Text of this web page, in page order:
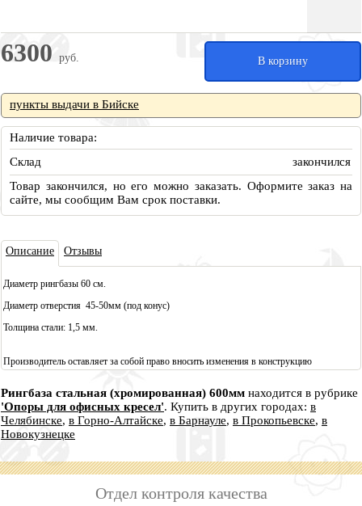
6300 руб. В корзину
пункты выдачи в Бийске
Наличие товара:
Склад
закончился
Товар закончился, но его можно заказать. Оформите заказ на
сайте, мы сообщим Вам срок поставки.
Описание Отзывы
Диаметр рингбазы 60 см.
Диаметр отверстия 45-50мм (под конус)
Толщина стали: 1,5 мм.
Производитель оставляет за собой право вносить изменения в конструкцию
Рингбаза стальная (хромированная) 600мм находится в рубрике
'Опоры для офисных кресел'. Купить в других городах: в
Челябинске, в Горно-Алтайске, в Барнауле, в Прокопьевске, в
Новокузнецке
Отдел контроля качества